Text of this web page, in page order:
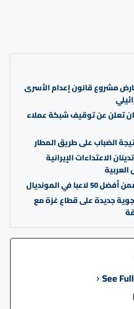
مشروع قانون إعدام الأسرى
تعلن عن توقيف شبكة عملاء
الضباب على طريق المطار
الاعتداءات الإيرانية
العربية
في المونديال
جوية جديدة على قطاع غزة مع
See